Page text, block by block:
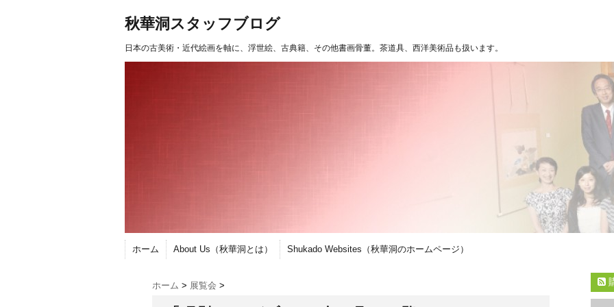
秋華洞スタッフブログ
日本の古美術・近代絵画を軸に、浮世絵、古典籍、その他書画骨董。茶道具、西洋美術品も扱います。
ホーム About Us（秋華洞とは） Shukado Websites（秋華洞のホームページ）
ホーム > 展覧会 >